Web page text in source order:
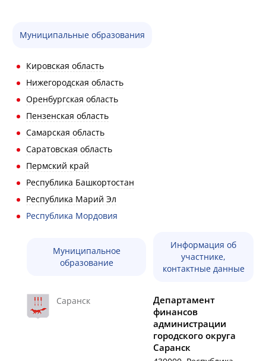
Муниципальные образования
Кировская область
Нижегородская область
Оренбургская область
Пензенская область
Самарская область
Саратовская область
Пермский край
Республика Башкортостан
Республика Марий Эл
Республика Мордовия
Муниципальное
образование
Информация об
участнике,
контактные данные
Саранск
Департамент
финансов
администрации
городского округа
Саранск